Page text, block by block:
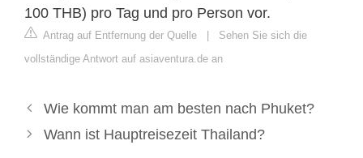
100 THB) pro Tag und pro Person vor.
Antrag auf Entfernung der Quelle | Sehen Sie sich die
vollständige Antwort auf asiaventura.de an
Wie kommt man am besten nach Phuket?
Wann ist Hauptreisezeit Thailand?